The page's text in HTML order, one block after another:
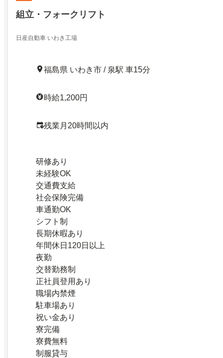
組立・フォークリフト
日産自動車 いわき工場
福島県 いわき市 / 泉駅 車15分
時給1,200円
残業月20時間以内
研修あり
未経験OK
交通費支給
社会保険完備
車通勤OK
シフト制
長期休暇あり
年間休日120日以上
夜勤
交替勤務制
正社員登用あり
職場内禁煙
駐車場あり
祝い金あり
寮完備
寮費無料
制服貸与